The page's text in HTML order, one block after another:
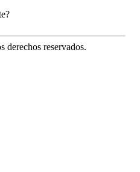
derechos reservados.